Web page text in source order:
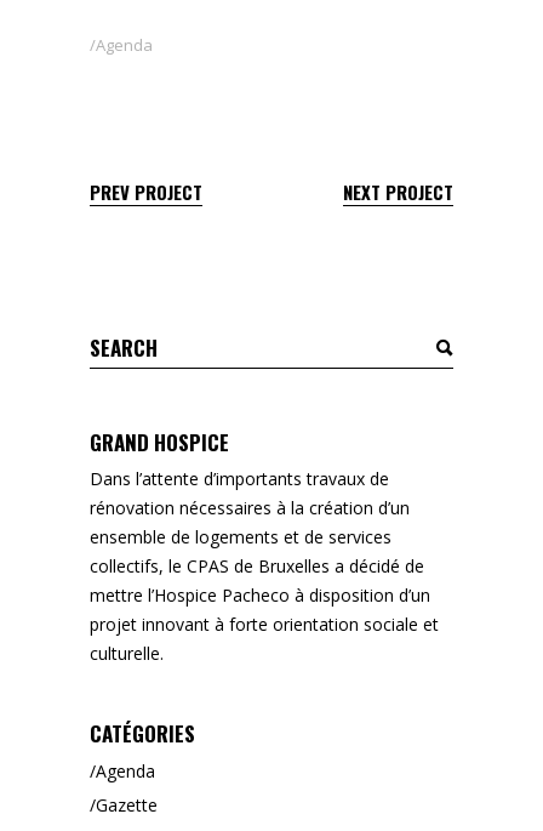
Agenda
PREV PROJECT NEXT PROJECT
Search
for:
GRAND HOSPICE
Dans l’attente d’importants travaux de
rénovation nécessaires à la création d’un
ensemble de logements et de services
collectifs, le CPAS de Bruxelles a décidé de
mettre l’Hospice Pacheco à disposition d’un
projet innovant à forte orientation sociale et
culturelle.
CATÉGORIES
Agenda
Gazette